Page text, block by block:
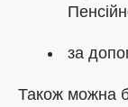
за
Також можна